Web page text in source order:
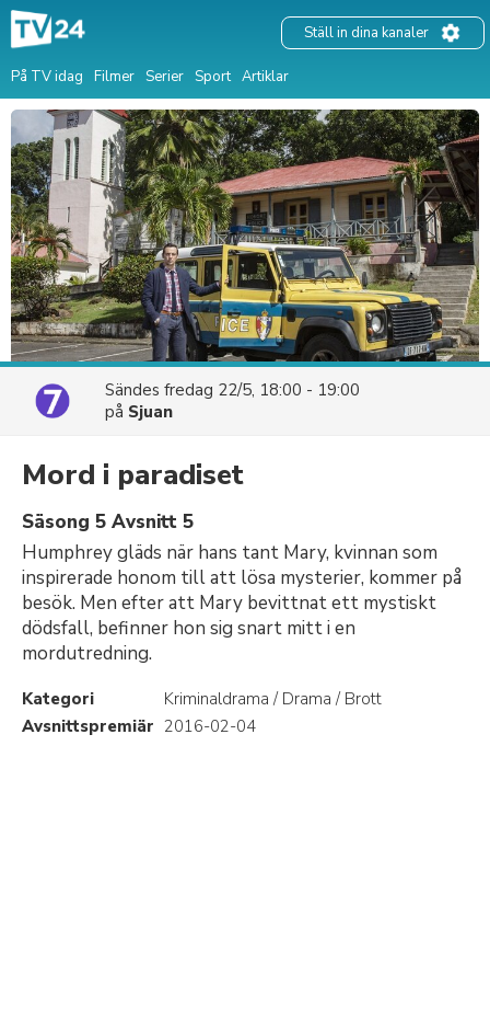
På TV idag Filmer Serier Sport Artiklar
Ställ in dina kanaler
Sändes fredag 22/5, 18:00 - 19:00
på Sjuan
Mord i paradiset
Säsong 5 Avsnitt 5
Humphrey gläds när hans tant Mary, kvinnan som
inspirerade honom till att lösa mysterier, kommer på
besök. Men efter att Mary bevittnat ett mystiskt
dödsfall, befinner hon sig snart mitt i en
mordutredning.
Kategori
Kriminaldrama / Drama / Brott
Avsnittspremiär 2016-02-04